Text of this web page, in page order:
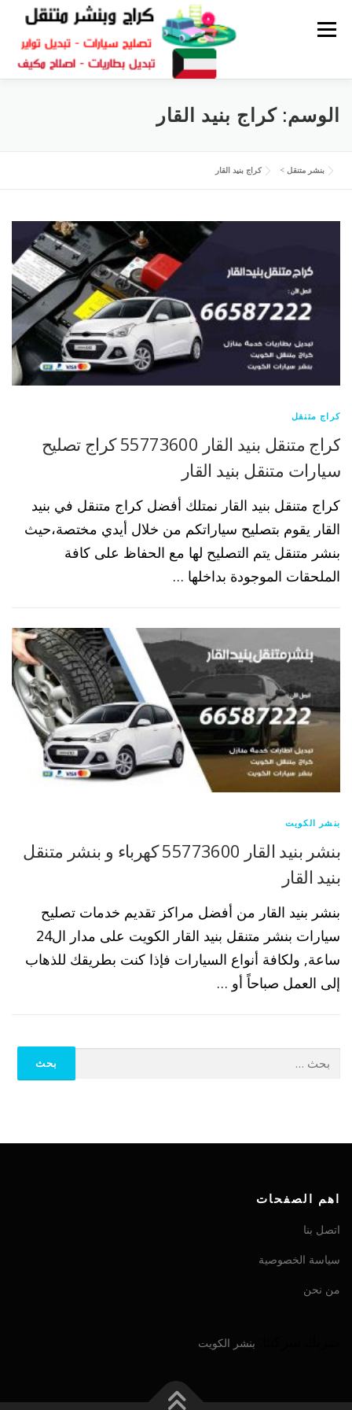
القائمة
بنشر الكويت كراج متنقلالوسم:كراج بنيد القار
بنشر متنقل > كراج بنيد القار
كراج متنقل
كراج متنقل بنيد القار 55773600 كراج تصليح
سيارات متنقل بنيد القار
كراج متنقل بنيد القار نمتلك أفضل كراج متنقل في بنيد
القار يقوم بتصليح سياراتكم من خلال أيدي مختصة،حيث
بنشر متنقل يتم التصليح لها مع الحفاظ على كافة
الملحقات الموجودة بداخلها …
بنشر الكويت
بنشر بنيد القار 55773600 كهرباء و بنشر متنقل
بنيد القار
بنشر بنيد القار من أفضل مراكز تقديم خدمات تصليح
سيارات بنشر متنقل بنيد القار الكويت على مدار ال24
ساعة, ولكافة أنواع السيارات فإذا كنت بطريقك للذهاب
إلى العمل صباحاً أو …
اهم الصفحات
اتصل بنا
سياسة الخصوصية
من نحن
بنشر الكويت